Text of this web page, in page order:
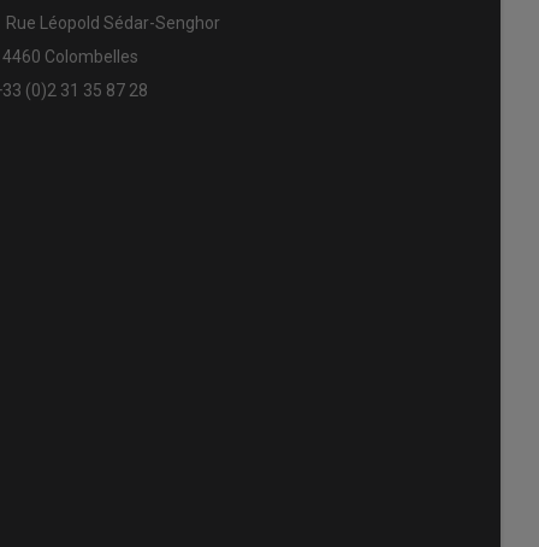
Rue Léopold Sédar-Senghor
Colombelles
(0)2 31 35 87 28